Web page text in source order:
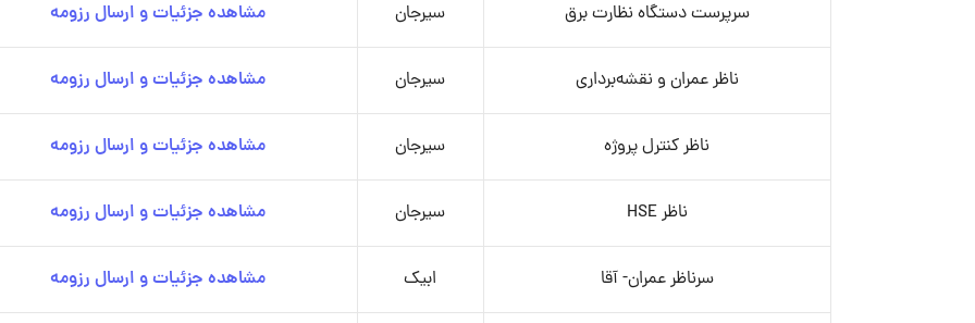
سرپرست دستگاه نظارت برق سیرجان مشاهده جزئیات و ارسال رزومه
ناظر عمران و نقشه‌برداری سیرجان مشاهده جزئیات و ارسال رزومه
ناظر کنترل پروژه سیرجان مشاهده جزئیات و ارسال رزومه
ناظر HSE سیرجان مشاهده جزئیات و ارسال رزومه
سرناظر عمران- آقا ابیک مشاهده جزئیات و ارسال رزومه